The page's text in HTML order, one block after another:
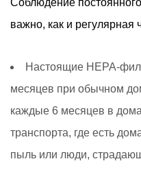
Соблюдение
важно, как и регулярная
Настоящие HEPA-
месяцев при обычном
каждые 6 месяцев в
транспорта, где есть
пыль или люди,